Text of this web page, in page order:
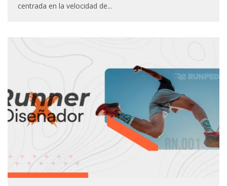
centrada en la velocidad de...